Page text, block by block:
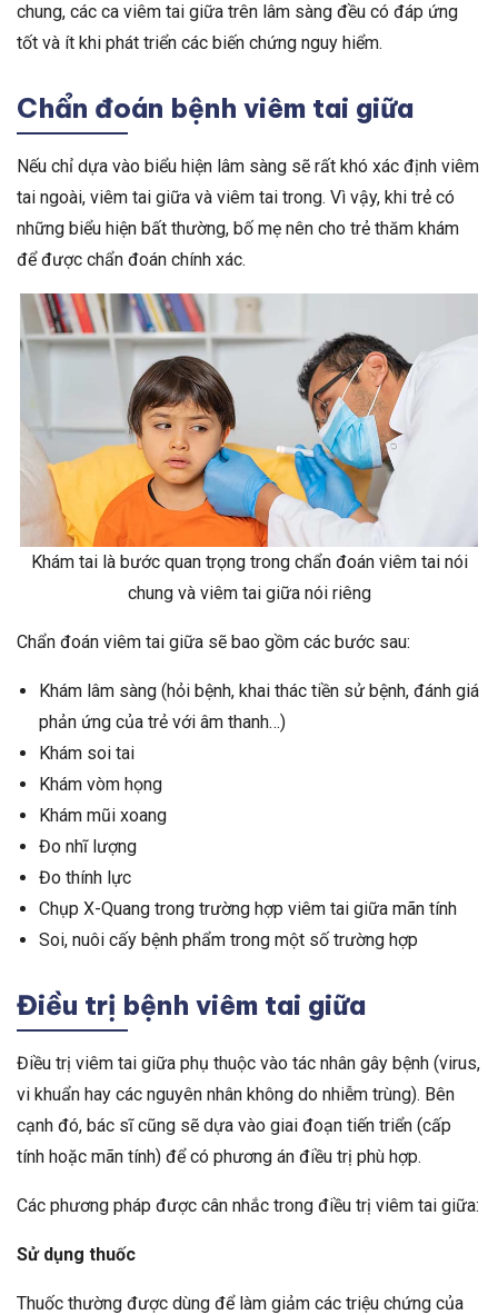
chung, các ca viêm tai giữa trên lâm sàng đều có đáp ứng
tốt và ít khi phát triển các biến chứng nguy hiểm.
Chẩn đoán bệnh viêm tai giữa
Nếu chỉ dựa vào biểu hiện lâm sàng sẽ rất khó xác định viêm
tai ngoài, viêm tai giữa và viêm tai trong. Vì vậy, khi trẻ có
những biểu hiện bất thường, bố mẹ nên cho trẻ thăm khám
để được chẩn đoán chính xác.
Khám tai là bước quan trọng trong chẩn đoán viêm tai nói
chung và viêm tai giữa nói riêng
Chẩn đoán viêm tai giữa sẽ bao gồm các bước sau:
Khám lâm sàng (hỏi bệnh, khai thác tiền sử bệnh, đánh giá
phản ứng của trẻ với âm thanh…)
Khám soi tai
Khám vòm họng
Khám mũi xoang
Đo nhĩ lượng
Đo thính lực
Chụp X-Quang trong trường hợp viêm tai giữa mãn tính
Soi, nuôi cấy bệnh phẩm trong một số trường hợp
Điều trị bệnh viêm tai giữa
Điều trị viêm tai giữa phụ thuộc vào tác nhân gây bệnh (virus,
vi khuẩn hay các nguyên nhân không do nhiễm trùng). Bên
cạnh đó, bác sĩ cũng sẽ dựa vào giai đoạn tiến triển (cấp
tính hoặc mãn tính) để có phương án điều trị phù hợp.
Các phương pháp được cân nhắc trong điều trị viêm tai giữa:
Sử dụng thuốc
Thuốc thường được dùng để làm giảm các triệu chứng của